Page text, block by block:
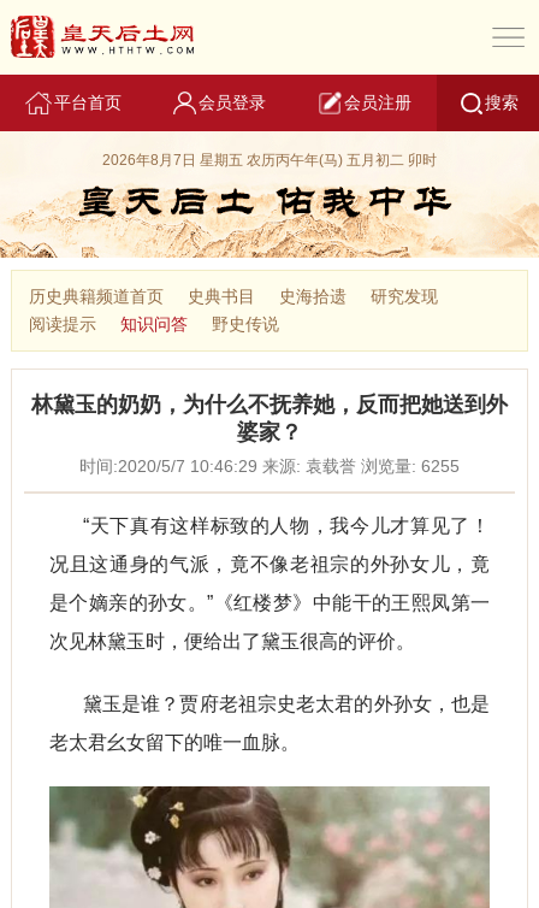
平台首页 会员登录 会员注册 搜索
2026年8月7日 星期五 农历丙午年(马) 五月初二 卯时
历史典籍频道首页 史典书目 史海拾遗
研究发现
阅读提示
知识问答 野史传说
林黛玉的奶奶，为什么不抚养她，反而把她送到外
婆家？
时间:2020/5/7 10:46:29 来源: 袁载誉 浏览量: 6255
“天下真有这样标致的人物，我今儿才算见了！
况且这通身的气派，竟不像老祖宗的外孙女儿，竟
是个嫡亲的孙女。”《红楼梦》中能干的王熙凤第一
次见林黛玉时，便给出了黛玉很高的评价。
黛玉是谁？贾府老祖宗史老太君的外孙女，也是
老太君幺女留下的唯一血脉。